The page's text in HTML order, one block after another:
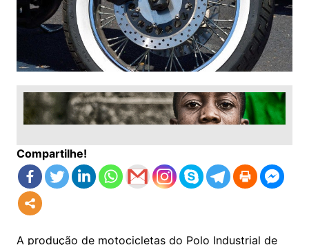
Compartilhe!
A produção de motocicletas do Polo Industrial de